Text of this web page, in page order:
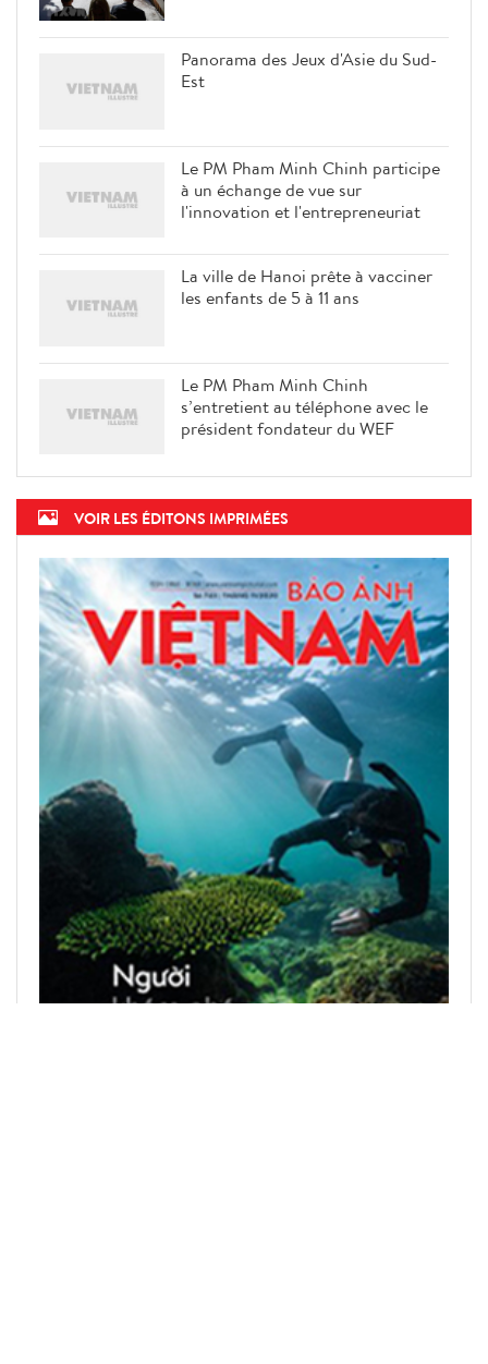
Panorama des Jeux d'Asie du Sud-
Est
Le PM Pham Minh Chinh participe
à un échange de vue sur
l'innovation et l'entrepreneuriat
La ville de Hanoi prête à vacciner
les enfants de 5 à 11 ans
Le PM Pham Minh Chinh
s’entretient au téléphone avec le
président fondateur du WEF
VOIR LES ÉDITONS IMPRIMÉES